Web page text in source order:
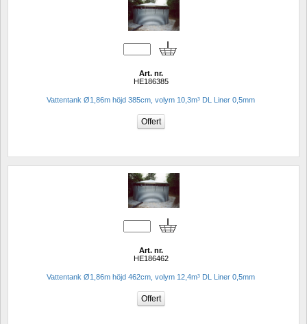
Art. nr.
HE186385
Vattentank Ø1,86m höjd 385cm, volym 10,3m³ DL Liner 0,5mm
Art. nr.
HE186462
Vattentank Ø1,86m höjd 462cm, volym 12,4m³ DL Liner 0,5mm